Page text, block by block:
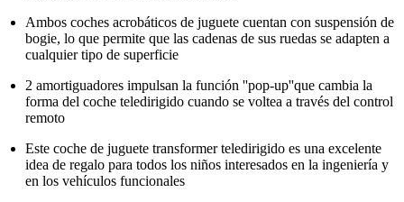
Ambos coches acrobáticos de juguete cuentan con suspensión de
bogie, lo que permite que las cadenas de sus ruedas se adapten a
cualquier tipo de superficie
2 amortiguadores impulsan la función ''pop-up''que cambia la
forma del coche teledirigido cuando se voltea a través del control
remoto
Este coche de juguete transformer teledirigido es una excelente
idea de regalo para todos los niños interesados en la ingeniería y
en los vehículos funcionales